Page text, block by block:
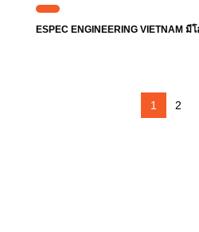
ESPEC ENGINEERING VIETNAM มี
1 2